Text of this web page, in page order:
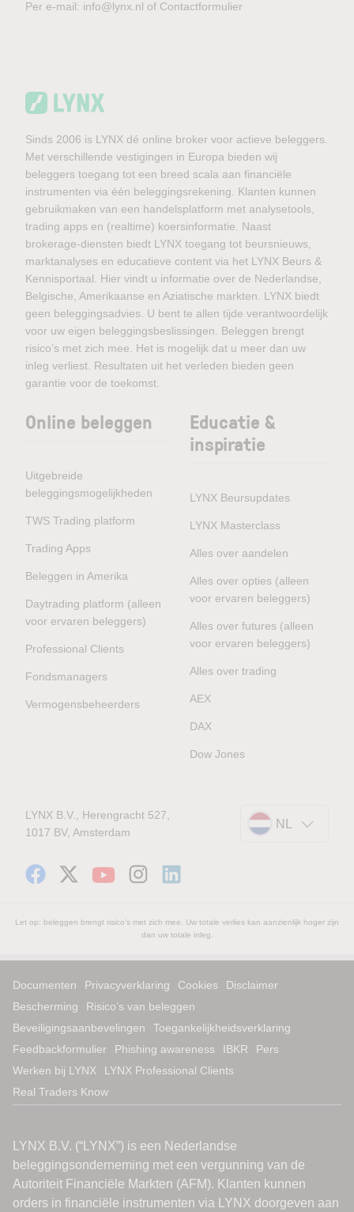
Per e-mail: info@lynx.nl of Contactformulier
Sinds 2006 is LYNX dé online broker voor actieve beleggers.
Met verschillende vestigingen in Europa bieden wij
beleggers toegang tot een breed scala aan financiële
instrumenten via één beleggingsrekening. Klanten kunnen
gebruikmaken van een handelsplatform met analysetools,
trading apps en (realtime) koersinformatie. Naast
brokerage-diensten biedt LYNX toegang tot beursnieuws,
marktanalyses en educatieve content via het LYNX Beurs &
Kennisportaal. Hier vindt u informatie over de Nederlandse,
Belgische, Amerikaanse en Aziatische markten. LYNX biedt
geen beleggingsadvies. U bent te allen tijde verantwoordelijk
voor uw eigen beleggingsbeslissingen. Beleggen brengt
risico’s met zich mee. Het is mogelijk dat u meer dan uw
inleg verliest. Resultaten uit het verleden bieden geen
garantie voor de toekomst.
Online beleggen
Uitgebreide
beleggingsmogelijkheden
TWS Trading platform
Trading Apps
Beleggen in Amerika
Daytrading platform (alleen
voor ervaren beleggers)
Professional Clients
Fondsmanagers
Vermogensbeheerders
Educatie &
inspiratie
LYNX Beursupdates
LYNX Masterclass
Alles over aandelen
Alles over opties (alleen
voor ervaren beleggers)
Alles over futures (alleen
voor ervaren beleggers)
Alles over trading
AEX
DAX
Dow Jones
LYNX B.V., Herengracht 527,
1017 BV, Amsterdam
NL
Let op: beleggen brengt risico's met zich mee. Uw totale verlies kan aanzienlijk hoger zijn
dan uw totale inleg.
Documenten Privacyverklaring Cookies
Disclaimer
Bescherming
Risico’s van beleggen
Beveiligingsaanbevelingen
Toegankelijkheidsverklaring
Feedbackformulier
Phishing awareness IBKR
Pers
Werken bij LYNX
LYNX Professional Clients
Real Traders Know